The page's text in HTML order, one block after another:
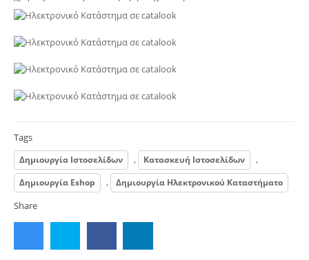
Tags
Δημιουργία Ιστοσελίδων , Κατασκευή Ιστοσελίδων ,
Δημιουργία Eshop , Δημιουργία Ηλεκτρονικού Καταστήματο
Share